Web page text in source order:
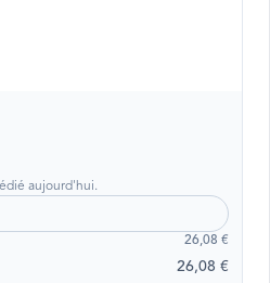
aujourd'hui.
26,08 €
26,08 €